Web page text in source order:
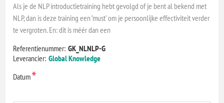
Als je de NLP introductietraining hebt gevolgd of je bent al bekend met
NLP, dan is deze training een ‘must' om je persoonlijke effectiviteit verder
te vergroten. En: dit is méér dan een
Referentienummer: GK_NLNLP-G
Leverancier: Global Knowledge
Datum*